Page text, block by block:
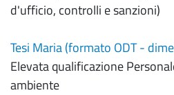
d'ufficio, controlli e sanzioni)
Tesi Maria (formato ODT -
Elevata qualificazione
ambiente